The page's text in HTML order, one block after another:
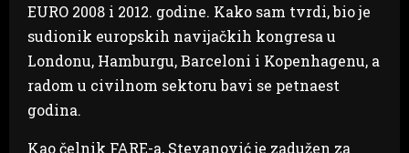
EURO 2008 i 2012. godine. Kako sam tvrdi, bio je
sudionik europskih navijačkih kongresa u
Londonu, Hamburgu, Barceloni i Kopenhagenu, a
radom u civilnom sektoru bavi se petnaest
godina.
Kao čelnik FARE-a, Stevanović je zadužen za